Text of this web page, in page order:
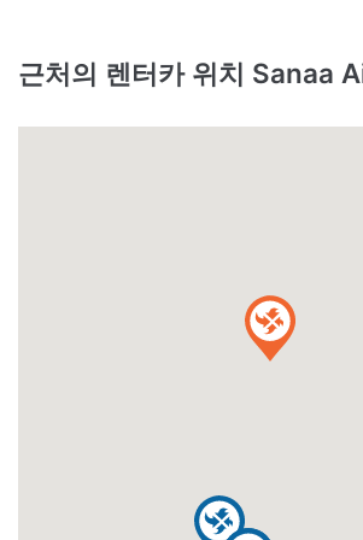
근처의 렌터카 위치 Sanaa